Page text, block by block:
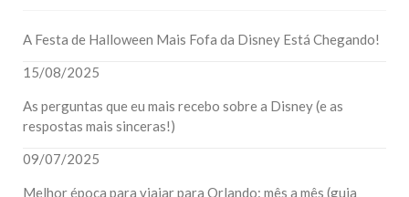
A Festa de Halloween Mais Fofa da Disney Está Chegando!
15/08/2025
As perguntas que eu mais recebo sobre a Disney (e as
respostas mais sinceras!)
09/07/2025
Melhor época para viajar para Orlando: mês a mês (guia